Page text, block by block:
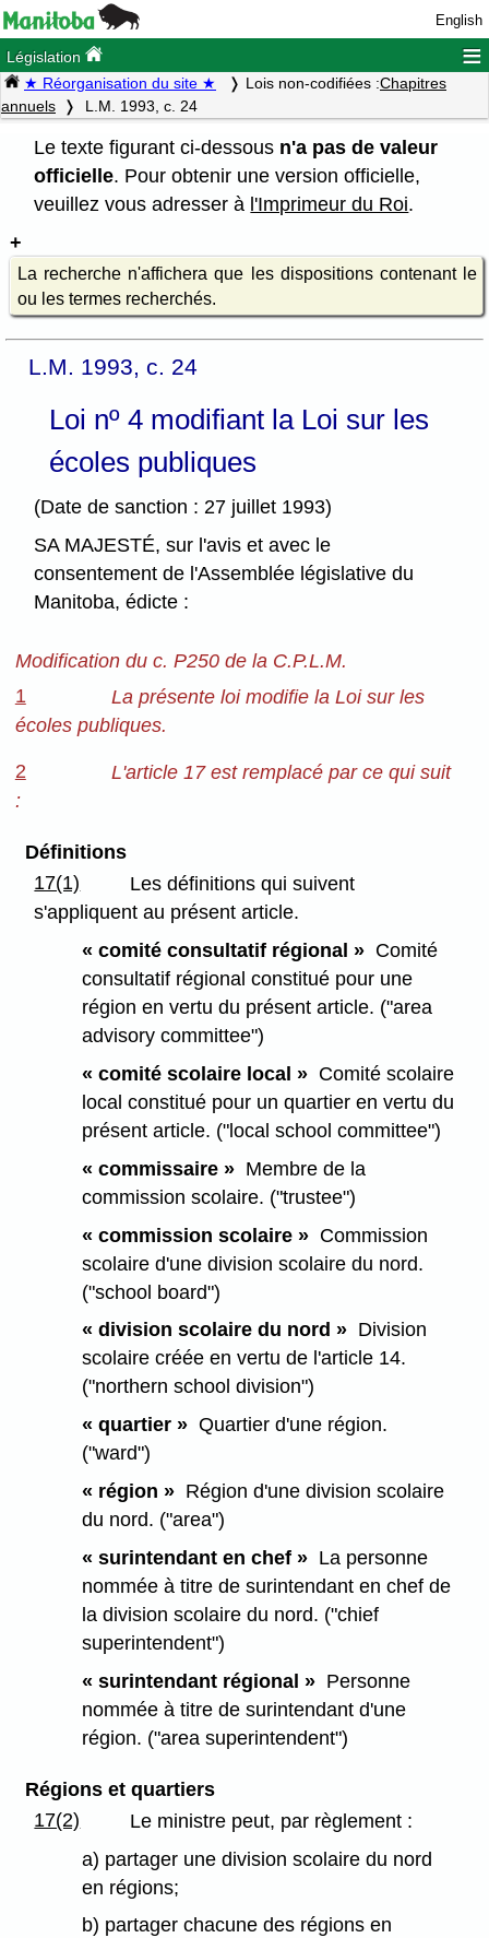
English
Législation ≡
★ Réorganisation du site ★ Lois non-codifiées :Chapitres
annuels
L.M. 1993, c. 24
Le texte figurant ci-dessous n'a pas de valeur
officielle. Pour obtenir une version officielle,
veuillez vous adresser à l'Imprimeur du Roi.
La recherche n'affichera que les dispositions contenant le
ou les termes recherchés.
L.M. 1993, c. 24
Loi nº 4 modifiant la Loi sur les
écoles publiques
(Date de sanction : 27 juillet 1993)
SA MAJESTÉ, sur l'avis et avec le
consentement de l'Assemblée législative du
Manitoba, édicte :
Modification du c. P250 de la C.P.L.M.
1
La présente loi modifie la Loi sur les
écoles publiques.
2
L'article 17 est remplacé par ce qui suit
:
Définitions
17(1)
Les définitions qui suivent
s'appliquent au présent article.
« comité consultatif régional » Comité
consultatif régional constitué pour une
région en vertu du présent article. ("area
advisory committee")
« comité scolaire local » Comité scolaire
local constitué pour un quartier en vertu du
présent article. ("local school committee")
« commissaire » Membre de la
commission scolaire. ("trustee")
« commission scolaire » Commission
scolaire d'une division scolaire du nord.
("school board")
« division scolaire du nord » Division
scolaire créée en vertu de l'article 14.
("northern school division")
« quartier » Quartier d'une région.
("ward")
« région » Région d'une division scolaire
du nord. ("area")
« surintendant en chef » La personne
nommée à titre de surintendant en chef de
la division scolaire du nord. ("chief
superintendent")
« surintendant régional » Personne
nommée à titre de surintendant d'une
région. ("area superintendent")
Régions et quartiers
17(2)
Le ministre peut, par règlement :
a) partager une division scolaire du nord
en régions;
b) partager chacune des régions en